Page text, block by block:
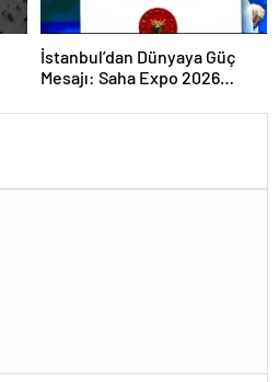
İstanbul’dan Dünyaya Güç
Mesajı: Saha Expo 2026